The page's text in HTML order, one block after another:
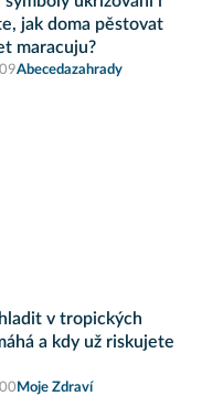
jak doma pěstovat
maracuju?
Abecedazahrady
v tropických
a kdy už riskujete
Moje Zdraví